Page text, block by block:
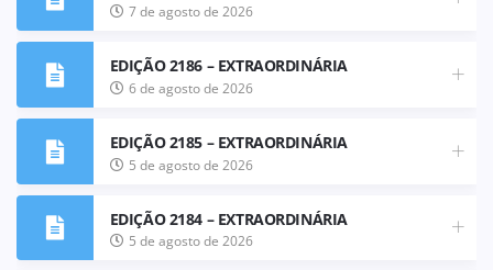
7 de agosto de 2026
EDIÇÃO 2186 – EXTRAORDINÁRIA
6 de agosto de 2026
EDIÇÃO 2185 – EXTRAORDINÁRIA
5 de agosto de 2026
EDIÇÃO 2184 – EXTRAORDINÁRIA
5 de agosto de 2026